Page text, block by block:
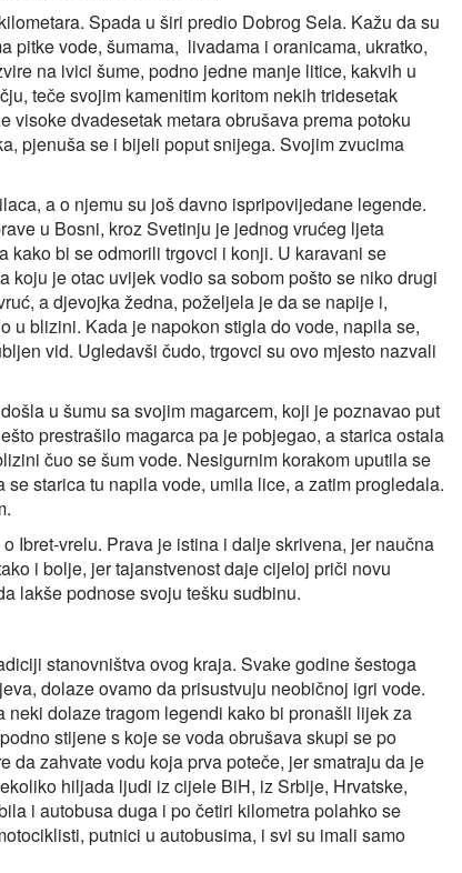
Spada u širi predio Dobrog Sela. Kažu da su
pitke vode, šumama, livadama i oranicama, ukratko,
na ivici šume, podno jedne manje litice, kakvih u
teče svojim kamenitim koritom nekih tridesetak
visoke dvadesetak metara obrušava prema potoku
pjenuša se i bijeli poput snijega. Svojim zvucima
a o njemu su još davno ispripovijedane legende.
u Bosni, kroz Svetinju je jednog vrućeg ljeta
bi se odmorili trgovci i konji. U karavani se
je otac uvijek vodio sa sobom pošto se niko drugi
a djevojka žedna, poželjela je da se napije i,
u blizini. Kada je napokon stigla do vode, napila se,
vid. Ugledavši čudo, trgovci su ovo mjesto nazvali
u šumu sa svojim magarcem, koji je poznavao put
prestrašilo magarca pa je pobjegao, a starica ostala
čuo se šum vode. Nesigurnim korakom uputila se
starica tu napila vode, umila lice, a zatim progledala.
Ibret‑vrelu. Prava je istina i dalje skrivena, jer naučna
i bolje, jer tajanstvenost daje cijeloj priči novu
lakše podnose svoju tešku sudbinu.
stanovništva ovog kraja. Svake godine šestoga
dolaze ovamo da prisustvuju neobičnoj igri vode.
dolaze tragom legendi kako bi pronašli lijek za
stijene s koje se voda obrušava skupi se po
da zahvate vodu koja prva poteče, jer smatraju da je
hiljada ljudi iz cijele BiH, iz Srbije, Hrvatske,
i autobusa duga i po četiri kilometra polahko se
putnici u autobusima, i svi su imali samo